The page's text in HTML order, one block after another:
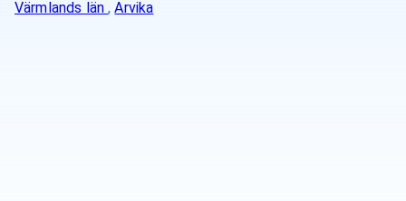
Värmlands län,Arvika